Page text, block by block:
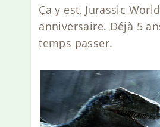
Ça y est, Jurassic
anniversaire. Déjà 5
temps passer.